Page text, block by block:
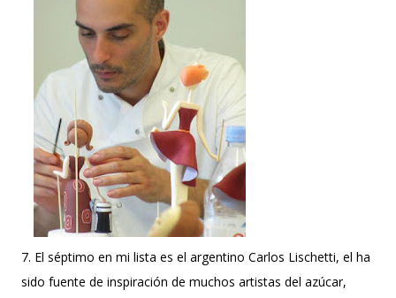
7. El séptimo en mi lista es el argentino Carlos Lischetti, el ha
sido fuente de inspiración de muchos artistas del azúcar,